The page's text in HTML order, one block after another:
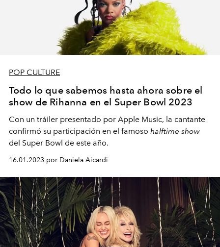
POP CULTURE
Todo lo que sabemos hasta ahora sobre el
show de Rihanna en el Super Bowl 2023
Con un tráiler presentado por Apple Music, la cantante
confirmó su participación en el famoso halftime show
del Super Bowl de este año.
16.01.2023 por Daniela Aicardi